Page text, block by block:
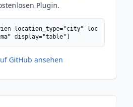
Plugin.
location_type="city" loc
display="table"]
GitHub ansehen